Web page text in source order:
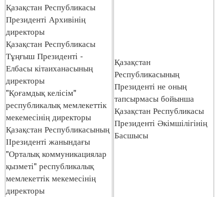
Қазақстан Республикасы
Президенті Архивінің
директоры
Қазақстан Республикасы
Тұңғыш Президенті -
Елбасы кітаиханасының
директоры
"Қоғамдық келісім"
республикалық мемлекеттік
мекемесінің директоры
Қазақстан Республикасының
ІІрезиденті жанындағы
"Орталық коммуникациялар
қызметі" республикалық
мемлекеттік мекемесінің
директоры
Қазақстан
Республикасының
Президенті не оның
тапсырмасы бойынша
Қазақстан Республикасы
Президенті Әкімшілігінің
Басшысы